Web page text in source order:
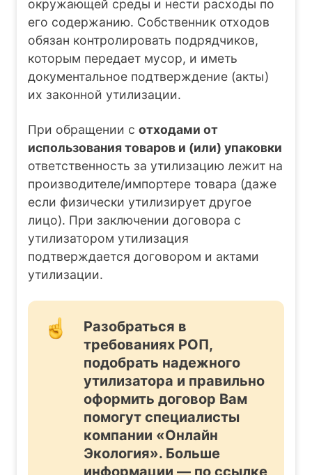
окружающей среды и нести расходы по
его содержанию. Собственник отходов
обязан контролировать подрядчиков,
которым передает мусор, и иметь
документальное подтверждение (акты)
их законной утилизации.
При обращении с отходами от
использования товаров и (или) упаковки
ответственность за утилизацию лежит на
производителе/импортере товара (даже
если физически утилизирует другое
лицо). При заключении договора с
утилизатором утилизация
подтверждается договором и актами
утилизации.
Разобраться в
требованиях РОП,
подобрать надежного
утилизатора и правильно
оформить договор Вам
помогут специалисты
компании «Онлайн
Экология». Больше
информации — по ссылке